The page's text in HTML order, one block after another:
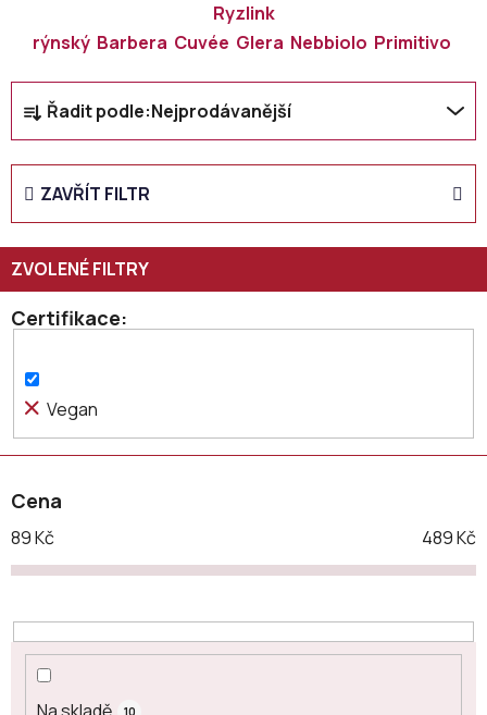
Ryzlink
rýnský Barbera Cuvée Glera Nebbiolo Primitivo
Ř
a
z
n
p
r
o
u
t
ů
Řadit podle:Nejprodávanější
ZAVŘÍT FILTR
Certifikace
Vegan
Cena
89Kč 489Kč
10